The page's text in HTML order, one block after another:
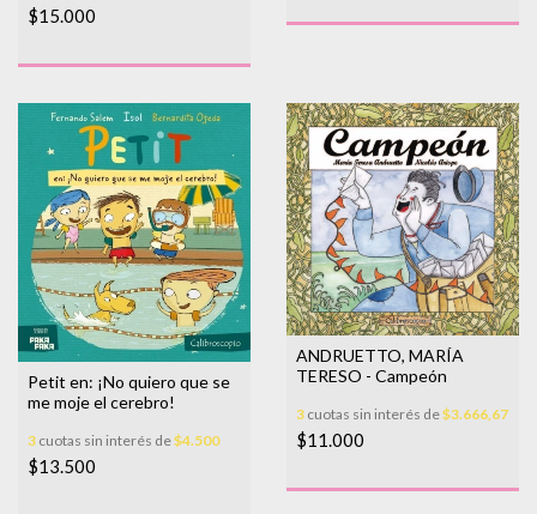
$15.000
Petit en: ¡No quiero que se
me moje el cerebro!
3 cuotas sin interés de$4.500
$13.500
ANDRUETTO, MARÍA
TERESO - Campeón
3 cuotas sin interés de$3.666,67
$11.000